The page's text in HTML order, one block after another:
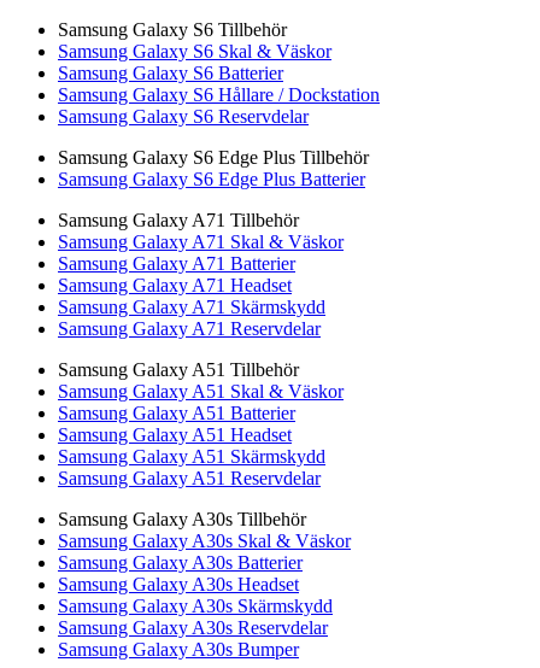
Samsung Galaxy S6 Tillbehör
Samsung Galaxy S6 Skal & Väskor
Samsung Galaxy S6 Batterier
Samsung Galaxy S6 Hållare / Dockstation
Samsung Galaxy S6 Reservdelar
Samsung Galaxy S6 Edge Plus Tillbehör
Samsung Galaxy S6 Edge Plus Batterier
Samsung Galaxy A71 Tillbehör
Samsung Galaxy A71 Skal & Väskor
Samsung Galaxy A71 Batterier
Samsung Galaxy A71 Headset
Samsung Galaxy A71 Skärmskydd
Samsung Galaxy A71 Reservdelar
Samsung Galaxy A51 Tillbehör
Samsung Galaxy A51 Skal & Väskor
Samsung Galaxy A51 Batterier
Samsung Galaxy A51 Headset
Samsung Galaxy A51 Skärmskydd
Samsung Galaxy A51 Reservdelar
Samsung Galaxy A30s Tillbehör
Samsung Galaxy A30s Skal & Väskor
Samsung Galaxy A30s Batterier
Samsung Galaxy A30s Headset
Samsung Galaxy A30s Skärmskydd
Samsung Galaxy A30s Reservdelar
Samsung Galaxy A30s Bumper